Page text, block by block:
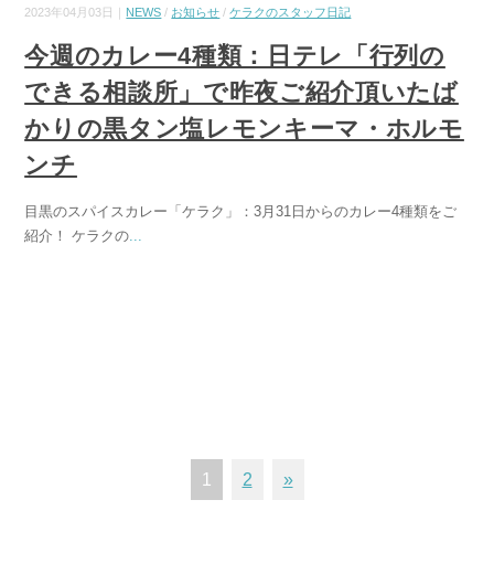
2023年04月03日｜ NEWS / お知らせ /ケラクのスタッフ日記
今週のカレー4種類：日テレ「行列の
できる相談所」で昨夜ご紹介頂いたば
かりの黒タン塩レモンキーマ・ホルモ
ンチ
目黒のスパイスカレー「ケラク」：3月31日からのカレー4種類をご
紹介！ ケラクの...
1 2 »